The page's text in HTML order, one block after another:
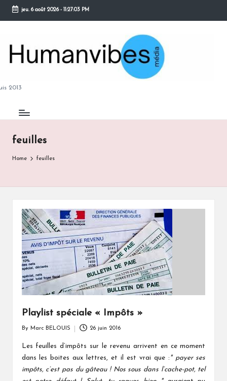
Skip
content
jeu. 6 août 2026- 11:27:04 PM
2013
feuilles
Home feuilles
Playlist spéciale « Impôts »
by
By Marc BELOUIS 26 juin 2016
Les feuilles d’impôts sur le revenu arrivent en ce moment
dans les boites aux lettres, et il est vrai que : " payer ses
impôts, c’est pas du gâteau ! Nos sous dans l’cache-pot, tel